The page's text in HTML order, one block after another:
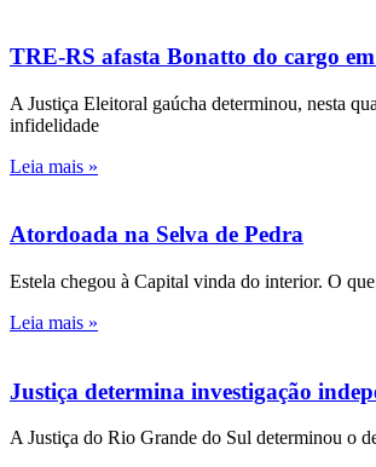
TRE-RS afasta Bonatto do cargo
A Justiça Eleitoral gaúcha determinou, nesta
infidelidade
Leia mais »
Atordoada na Selva de Pedra
Estela chegou à Capital vinda do interior. O
Leia mais »
Justiça determina investigação
A Justiça do Rio Grande do Sul determinou o